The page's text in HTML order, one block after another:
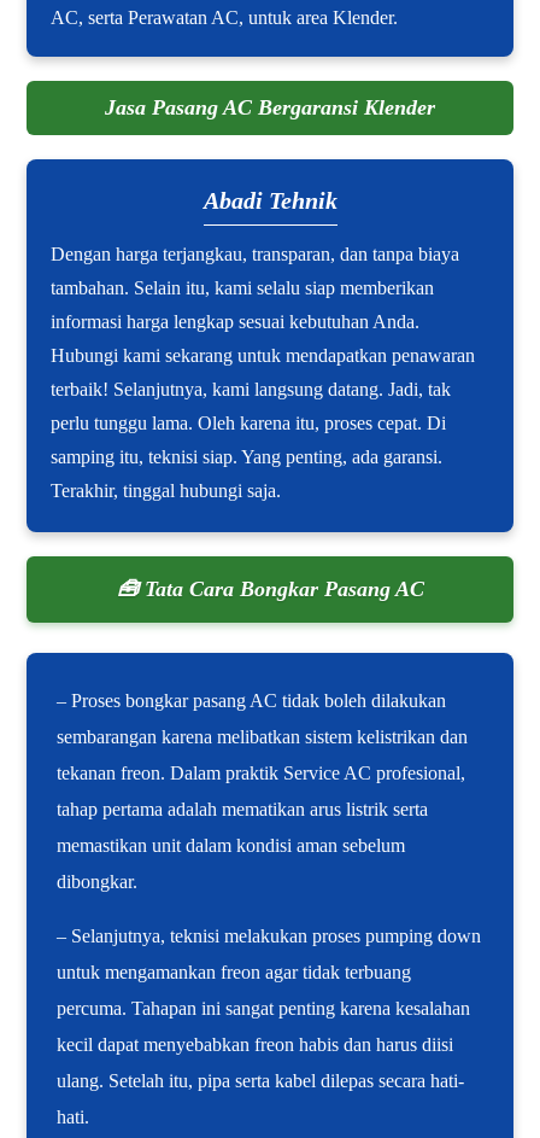
AC, serta Perawatan AC, untuk area Klender.
Jasa Pasang AC Bergaransi Klender
Abadi Tehnik
Dengan harga terjangkau, transparan, dan tanpa biaya
tambahan. Selain itu, kami selalu siap memberikan
informasi harga lengkap sesuai kebutuhan Anda.
Hubungi kami sekarang untuk mendapatkan penawaran
terbaik! Selanjutnya, kami langsung datang. Jadi, tak
perlu tunggu lama. Oleh karena itu, proses cepat. Di
samping itu, teknisi siap. Yang penting, ada garansi.
Terakhir, tinggal hubungi saja.
🧰 Tata Cara Bongkar Pasang AC
– Proses bongkar pasang AC tidak boleh dilakukan
sembarangan karena melibatkan sistem kelistrikan dan
tekanan freon. Dalam praktik Service AC profesional,
tahap pertama adalah mematikan arus listrik serta
memastikan unit dalam kondisi aman sebelum
dibongkar.
– Selanjutnya, teknisi melakukan proses pumping down
untuk mengamankan freon agar tidak terbuang
percuma. Tahapan ini sangat penting karena kesalahan
kecil dapat menyebabkan freon habis dan harus diisi
ulang. Setelah itu, pipa serta kabel dilepas secara hati-
hati.